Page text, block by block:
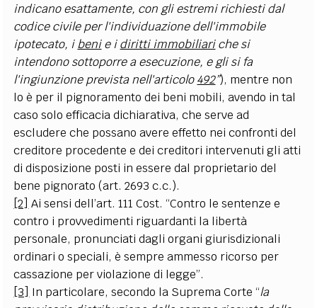
indicano esattamente, con gli estremi richiesti dal
codice civile per l'individuazione dell'immobile
ipotecato, ibenie idiritti immobiliariche si
intendono sottoporre a esecuzione, e gli si fa
l'ingiunzione prevista nell'articolo492”), mentre non
lo è per il pignoramento dei beni mobili, avendo in tal
caso solo efficacia dichiarativa, che serve ad
escludere che possano avere effetto nei confronti del
creditore procedente e dei creditori intervenuti gli atti
di disposizione posti in essere dal proprietario del
bene pignorato (art. 2693 c.c.).
[2] Ai sensi dell’art. 111 Cost. “Contro le sentenze e
contro i provvedimenti riguardanti la libertà
personale, pronunciati dagli organi giurisdizionali
ordinari o speciali, è sempre ammesso ricorso per
cassazione per violazione di legge”.
[3] In particolare, secondo la Suprema Corte “la